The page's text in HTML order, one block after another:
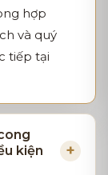
hợp
và quý
tiếp tại
kiện